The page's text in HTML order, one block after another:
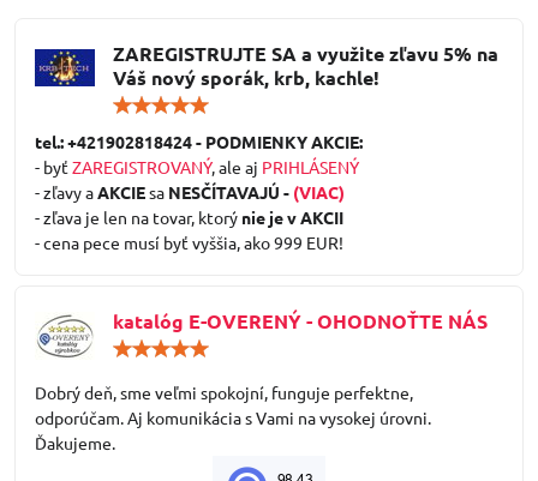
ZAREGISTRUJTE SA a využite zľavu 5% na
Váš nový sporák, krb, kachle!
/
5
tel.: +421902818424 - PODMIENKY AKCIE:
- byť ZAREGISTROVANÝ, ale aj PRIHLÁSENÝ
- zľavy a AKCIEsa NESČÍTAVAJÚ - (VIAC)
- zľava je len na tovar, ktorý nie je v AKCII
- cena pece musí byť vyššia, ako 999 EUR!
katalóg E-OVERENÝ - OHODNOŤTE NÁS
5
Dobrý deň, sme veľmi spokojní, funguje perfektne,
odporúčam. Aj komunikácia s Vami na vysokej úrovni.
Ďakujeme.